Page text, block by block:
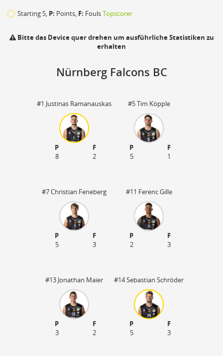
Starting 5, P: Points, F: FoulsTopscorer
Bitte das Device quer drehen um ausführliche Statistiken zu
erhalten
Nürnberg Falcons BC
#1 Justinas Ramanauskas
P
F
8
2
#5 Tim Köpple
P
F
5
1
#7 Christian Feneberg
P
F
5
3
#11 Ferenc Gille
P
F
2
3
#13 Jonathan Maier
P
F
3
2
#14 Sebastian Schröder
P
F
5
3